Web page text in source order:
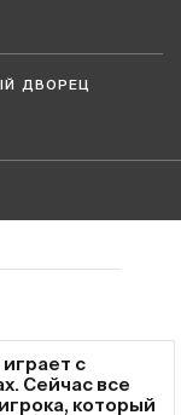
ДВОРЕЦ
с
Сейчас все
который